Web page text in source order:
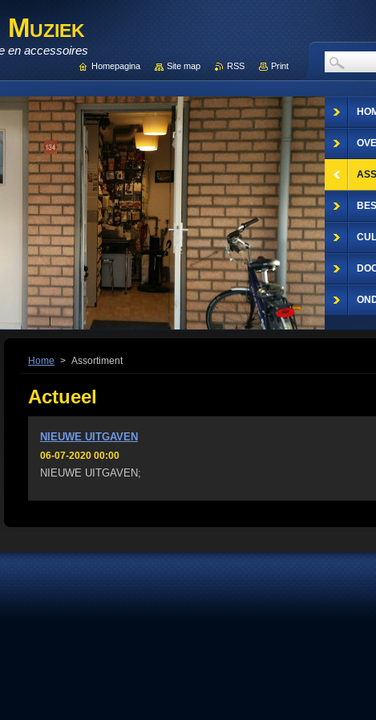
en accessoires
Home > Assortiment
Actueel
NIEUWE UITGAVEN
06-07-2020 00:00
NIEUWE UITGAVEN;
Homepagina Site map RSS Print